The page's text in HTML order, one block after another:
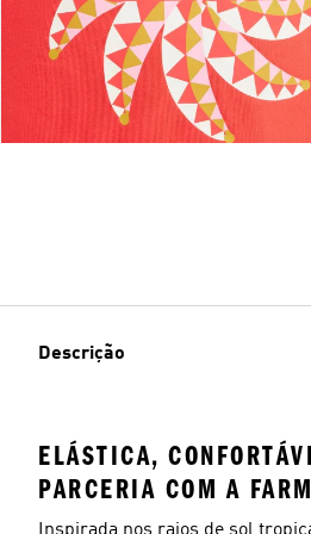
Descrição
ELÁSTICA,
PARCERIA COM A FARM